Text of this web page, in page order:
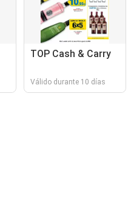
TOP Cash & Carry
Válido durante 10 días